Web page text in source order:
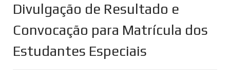
Divulgação de Resultado e
Convocação para Matrícula dos
Estudantes Especiais